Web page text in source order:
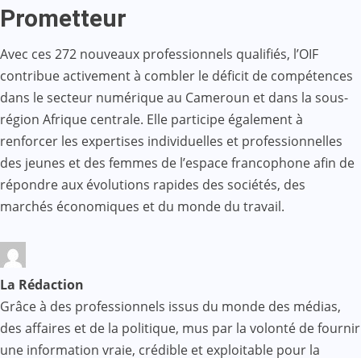
Prometteur
Avec ces 272 nouveaux professionnels qualifiés, l’OIF
contribue activement à combler le déficit de compétences
dans le secteur numérique au Cameroun et dans la sous-
région Afrique centrale. Elle participe également à
renforcer les expertises individuelles et professionnelles
des jeunes et des femmes de l’espace francophone afin de
répondre aux évolutions rapides des sociétés, des
marchés économiques et du monde du travail.
La Rédaction
Grâce à des professionnels issus du monde des médias,
des affaires et de la politique, mus par la volonté de fournir
une information vraie, crédible et exploitable pour la